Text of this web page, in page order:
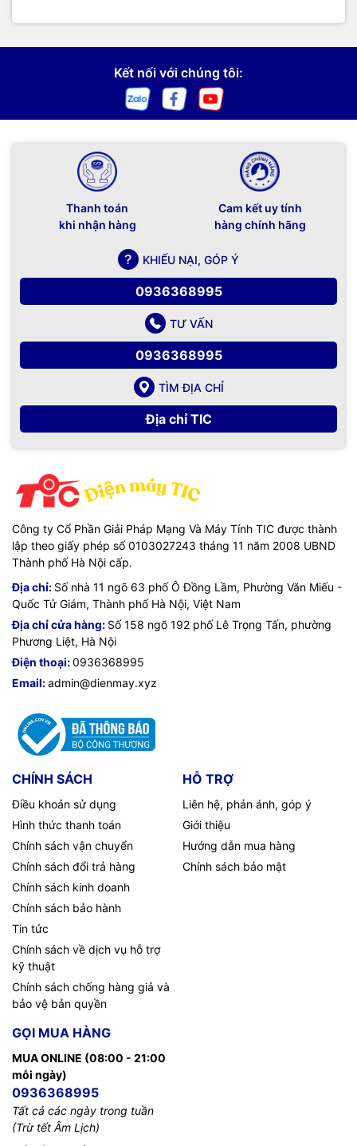
Kết nối với chúng tôi:
Thanh toán
khi nhận hàng
Cam kết uy tính
hàng chính hãng
KHIẾU NẠI, GÓP Ý
0936368995
TƯ VẤN
0936368995
TÌM ĐỊA CHỈ
Địa chỉ TIC
Công ty Cổ Phần Giải Pháp Mạng Và Máy Tính TIC được thành
lập theo giấy phép số 0103027243 tháng 11 năm 2008 UBND
Thành phố Hà Nội cấp.
Địa chỉ: Số nhà 11 ngõ 63 phố Ô Đồng Lầm, Phường Văn Miếu -
Quốc Tử Giám, Thành phố Hà Nội, Việt Nam
Địa chỉ cửa hàng: Số 158 ngõ 192 phố Lê Trọng Tấn, phường
Phương Liệt, Hà Nội
Điện thoại:0936368995
Email:admin@dienmay.xyz
CHÍNH SÁCH
Điều khoản sử dụng
Hình thức thanh toán
Chính sách vận chuyển
Chính sách đổi trả hàng
Chính sách kinh doanh
Chính sách bảo hành
Tin tức
Chính sách về dịch vụ hỗ trợ
kỹ thuật
Chính sách chống hàng giả và
bảo vệ bản quyền
HỖ TRỢ
Liên hệ, phản ánh, góp ý
Giới thiệu
Hướng dẫn mua hàng
Chính sách bảo mật
GỌI MUA HÀNG
MUA ONLINE (08:00 - 21:00
mỗi ngày)
0936368995
Tất cả các ngày trong tuần
(Trừ tết Âm Lịch)